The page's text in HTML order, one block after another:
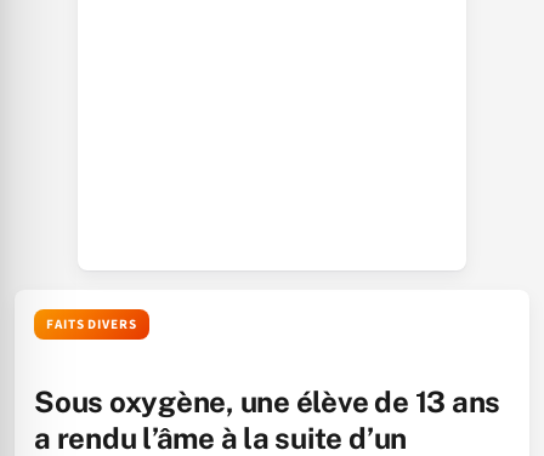
FAITS DIVERS
Sous oxygène, une élève de 13 ans
a rendu l’âme à la suite d’un